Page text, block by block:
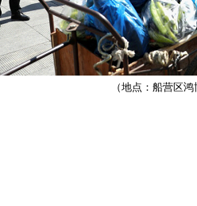
（地点：船营区鸿